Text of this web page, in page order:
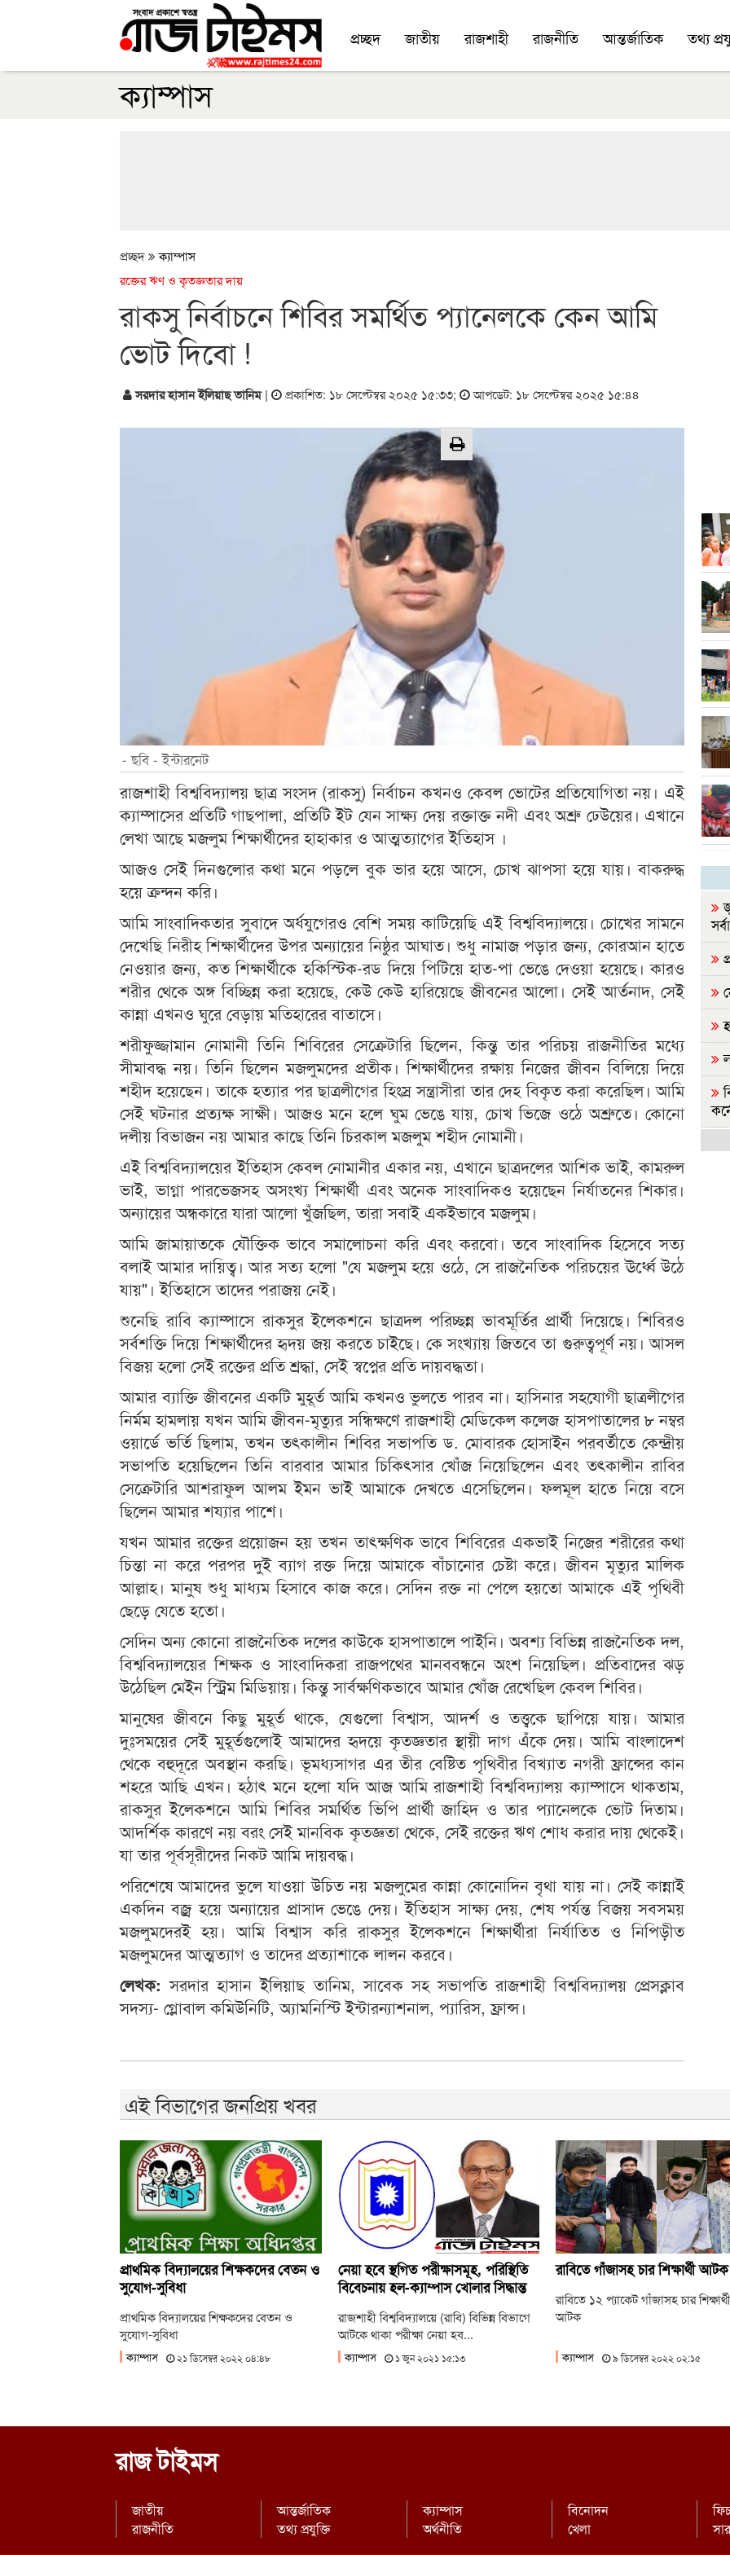
প্রচ্ছদ জাতীয় রাজশাহী রাজনীতি আন্তর্জাতিক তথ্য
ক্যাম্পাস
প্রচ্ছদ
ক্যাম্পাস
রক্তের ঋণ ও কৃতজ্ঞতার দায়
রাকসু নির্বাচনে শিবির সমর্থিত প্যানেলকে কেন আমি
ভোট দিবো !
সরদার হাসান ইলিয়াছ তানিম| প্রকাশিত: ১৮ সেপ্টেম্বর ২০২৫ ১৫:৩৩; আপডেট: ১৮ সেপ্টেম্বর ২০২৫ ১৫:৪৪
- ছবি - ইন্টারনেট
রাজশাহী বিশ্ববিদ্যালয় ছাত্র সংসদ (রাকসু) নির্বাচন কখনও কেবল ভোটের প্রতিযোগিতা নয়। এই
ক্যাম্পাসের প্রতিটি গাছপালা, প্রতিটি ইট যেন সাক্ষ্য দেয় রক্তাক্ত নদী এবং অশ্রু ঢেউয়ের। এখানে
লেখা আছে মজলুম শিক্ষার্থীদের হাহাকার ও আত্মত্যাগের ইতিহাস ।
আজও সেই দিনগুলোর কথা মনে পড়লে বুক ভার হয়ে আসে, চোখ ঝাপসা হয়ে যায়। বাকরুদ্ধ
হয়ে ক্রন্দন করি।
আমি সাংবাদিকতার সুবাদে অর্ধযুগেরও বেশি সময় কাটিয়েছি এই বিশ্ববিদ্যালয়ে। চোখের সামনে
দেখেছি নিরীহ শিক্ষার্থীদের উপর অন্যায়ের নিষ্ঠুর আঘাত। শুধু নামাজ পড়ার জন্য, কোরআন হাতে
নেওয়ার জন্য, কত শিক্ষার্থীকে হকিস্টিক-রড দিয়ে পিটিয়ে হাত-পা ভেঙে দেওয়া হয়েছে। কারও
শরীর থেকে অঙ্গ বিচ্ছিন্ন করা হয়েছে, কেউ কেউ হারিয়েছে জীবনের আলো। সেই আর্তনাদ, সেই
কান্না এখনও ঘুরে বেড়ায় মতিহারের বাতাসে।
শরীফুজ্জামান নোমানী তিনি শিবিরের সেক্রেটারি ছিলেন, কিন্তু তার পরিচয় রাজনীতির মধ্যে
সীমাবদ্ধ নয়। তিনি ছিলেন মজলুমদের প্রতীক। শিক্ষার্থীদের রক্ষায় নিজের জীবন বিলিয়ে দিয়ে
শহীদ হয়েছেন। তাকে হত্যার পর ছাত্রলীগের হিংস্র সন্ত্রাসীরা তার দেহ বিকৃত করা করেছিল। আমি
সেই ঘটনার প্রত্যক্ষ সাক্ষী। আজও মনে হলে ঘুম ভেঙে যায়, চোখ ভিজে ওঠে অশ্রুতে। কোনো
দলীয় বিভাজন নয় আমার কাছে তিনি চিরকাল মজলুম শহীদ নোমানী।
এই বিশ্ববিদ্যালয়ের ইতিহাস কেবল নোমানীর একার নয়, এখানে ছাত্রদলের আশিক ভাই, কামরুল
ভাই, ভাগ্না পারভেজসহ অসংখ্য শিক্ষার্থী এবং অনেক সাংবাদিকও হয়েছেন নির্যাতনের শিকার।
অন্যায়ের অন্ধকারে যারা আলো খুঁজছিল, তারা সবাই একইভাবে মজলুম।
আমি জামায়াতকে যৌক্তিক ভাবে সমালোচনা করি এবং করবো। তবে সাংবাদিক হিসেবে সত্য
বলাই আমার দায়িত্ব। আর সত্য হলো "যে মজলুম হয়ে ওঠে, সে রাজনৈতিক পরিচয়ের ঊর্ধ্বে উঠে
যায়"। ইতিহাসে তাদের পরাজয় নেই।
শুনেছি রাবি ক্যাম্পাসে রাকসুর ইলেকশনে ছাত্রদল পরিচ্ছন্ন ভাবমূর্তির প্রার্থী দিয়েছে। শিবিরও
সর্বশক্তি দিয়ে শিক্ষার্থীদের হৃদয় জয় করতে চাইছে। কে সংখ্যায় জিতবে তা গুরুত্বপূর্ণ নয়। আসল
বিজয় হলো সেই রক্তের প্রতি শ্রদ্ধা, সেই স্বপ্নের প্রতি দায়বদ্ধতা।
আমার ব্যাক্তি জীবনের একটি মুহূর্ত আমি কখনও ভুলতে পারব না। হাসিনার সহযোগী ছাত্রলীগের
নির্মম হামলায় যখন আমি জীবন-মৃত্যুর সন্ধিক্ষণে রাজশাহী মেডিকেল কলেজ হাসপাতালের ৮ নম্বর
ওয়ার্ডে ভর্তি ছিলাম, তখন তৎকালীন শিবির সভাপতি ড. মোবারক হোসাইন পরবর্তীতে কেন্দ্রীয়
সভাপতি হয়েছিলেন তিনি বারবার আমার চিকিৎসার খোঁজ নিয়েছিলেন এবং তৎকালীন রাবির
সেক্রেটারি আশরাফুল আলম ইমন ভাই আমাকে দেখতে এসেছিলেন। ফলমূল হাতে নিয়ে বসে
ছিলেন আমার শয্যার পাশে।
যখন আমার রক্তের প্রয়োজন হয় তখন তাৎক্ষণিক ভাবে শিবিরের একভাই নিজের শরীরের কথা
চিন্তা না করে পরপর দুই ব্যাগ রক্ত দিয়ে আমাকে বাঁচানোর চেষ্টা করে। জীবন মৃত্যুর মালিক
আল্লাহ। মানুষ শুধু মাধ্যম হিসাবে কাজ করে। সেদিন রক্ত না পেলে হয়তো আমাকে এই পৃথিবী
ছেড়ে যেতে হতো।
সেদিন অন্য কোনো রাজনৈতিক দলের কাউকে হাসপাতালে পাইনি। অবশ্য বিভিন্ন রাজনৈতিক দল,
বিশ্ববিদ্যালয়ের শিক্ষক ও সাংবাদিকরা রাজপথের মানববন্ধনে অংশ নিয়েছিল। প্রতিবাদের ঝড়
উঠেছিল মেইন স্ট্রিম মিডিয়ায়। কিন্তু সার্বক্ষণিকভাবে আমার খোঁজ রেখেছিল কেবল শিবির।
মানুষের জীবনে কিছু মুহূর্ত থাকে, যেগুলো বিশ্বাস, আদর্শ ও তত্ত্বকে ছাপিয়ে যায়। আমার
দুঃসময়ের সেই মুহূর্তগুলোই আমাদের হৃদয়ে কৃতজ্ঞতার স্থায়ী দাগ এঁকে দেয়। আমি বাংলাদেশ
থেকে বহুদূরে অবস্থান করছি। ভূমধ্যসাগর এর তীর বেষ্টিত পৃথিবীর বিখ্যাত নগরী ফ্রান্সের কান
শহরে আছি এখন। হঠাৎ মনে হলো যদি আজ আমি রাজশাহী বিশ্ববিদ্যালয় ক্যাম্পাসে থাকতাম,
রাকসুর ইলেকশনে আমি শিবির সমর্থিত ভিপি প্রার্থী জাহিদ ও তার প্যানেলকে ভোট দিতাম।
আদর্শিক কারণে নয় বরং সেই মানবিক কৃতজ্ঞতা থেকে, সেই রক্তের ঋণ শোধ করার দায় থেকেই।
যা তার পূর্বসূরীদের নিকট আমি দায়বদ্ধ।
পরিশেষে আমাদের ভুলে যাওয়া উচিত নয় মজলুমের কান্না কোনোদিন বৃথা যায় না। সেই কান্নাই
একদিন বজ্র হয়ে অন্যায়ের প্রাসাদ ভেঙে দেয়। ইতিহাস সাক্ষ্য দেয়, শেষ পর্যন্ত বিজয় সবসময়
মজলুমদেরই হয়। আমি বিশ্বাস করি রাকসুর ইলেকশনে শিক্ষার্থীরা নির্যাতিত ও নিপিড়ীত
মজলুমদের আত্মত্যাগ ও তাদের প্রত্যাশাকে লালন করবে।
লেখক: সরদার হাসান ইলিয়াছ তানিম, সাবেক সহ সভাপতি রাজশাহী বিশ্ববিদ্যালয় প্রেসক্লাব
সদস্য- গ্লোবাল কমিউনিটি, অ্যামনিস্টি ইন্টারন্যাশনাল, প্যারিস, ফ্রান্স।
এই বিভাগের জনপ্রিয় খবর
প্রাথমিক বিদ্যালয়ের শিক্ষকদের বেতন ও
সুযোগ-সুবিধা
প্রাথমিক বিদ্যালয়ের শিক্ষকদের বেতন ও
সুযোগ-সুবিধা
ক্যাম্পাস ২১ ডিসেম্বর ২০২২ ০৪:৪৮
নেয়া হবে স্থগিত পরীক্ষাসমূহ, পরিস্থিতি
বিবেচনায় হল-ক্যাম্পাস খোলার সিদ্ধান্ত
রাজশাহী বিশ্ববিদ্যালয়ে (রাবি) বিভিন্ন বিভাগে
আটকে থাকা পরীক্ষা নেয়া হব...
ক্যাম্পাস ১ জুন ২০২১ ১৫:১৩
রাবিতে গাঁজাসহ চার শিক্ষার্থী আটক
রাবিতে ১২ প্যাকেট গাঁজাসহ চার শিক্ষার্থী
আটক
ক্যাম্পাস ৯ ডিসেম্বর ২০২২ ০২:১৫
রাজ টাইমস
জাতীয়
রাজনীতি
আন্তর্জাতিক
তথ্য প্রযুক্তি
ক্যাম্পাস
অর্থনীতি
বিনোদন
খেলা